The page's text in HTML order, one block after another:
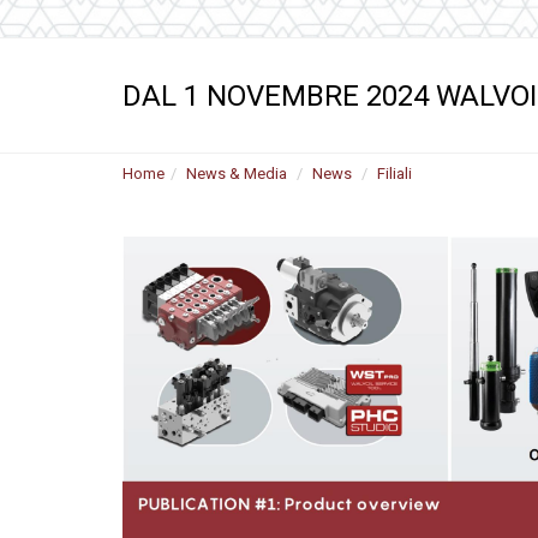
Motori ad
ghisa
DAL 1 NOVEMBRE 2024
Home News & Media News Filiali